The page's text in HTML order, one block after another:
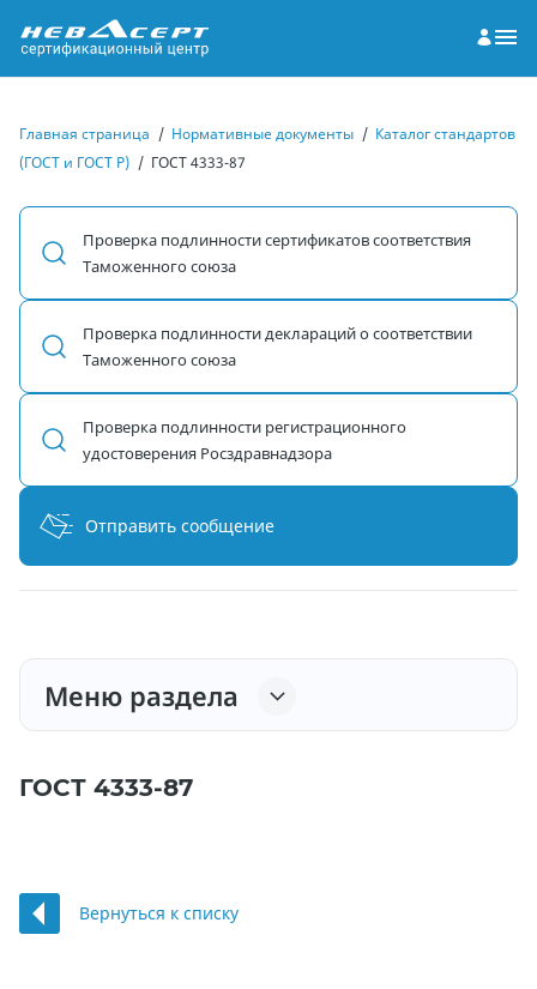
Главная страница / Нормативные документы / Каталог стандартов
(ГОСТ и ГОСТ Р) / ГОСТ 4333-87
Проверка подлинности сертификатов соответствия
Таможенного союза
Проверка подлинности деклараций о соответствии
Таможенного союза
Проверка подлинности регистрационного
удостоверения Росздравнадзора
Отправить сообщение
Меню раздела
ГОСТ 4333-87
Вернуться к списку